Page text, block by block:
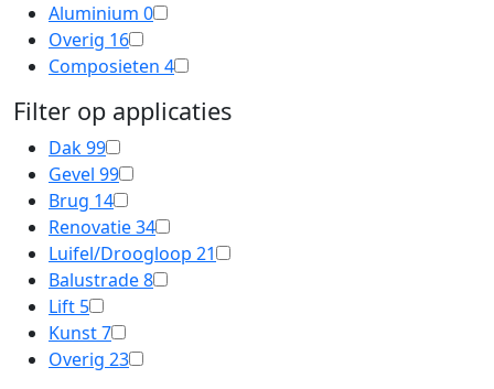
Aluminium 0
Overig 16
Composieten 4
Filter op applicaties
Dak99
Gevel 99
Brug 14
Renovatie34
Luifel/Droogloop 21
Balustrade8
Lift 5
Kunst7
Overig 23